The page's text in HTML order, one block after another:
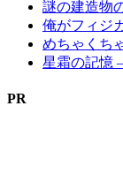
謎の建造物
俺がフィジ
めちゃくち
星霜の記憶
PR